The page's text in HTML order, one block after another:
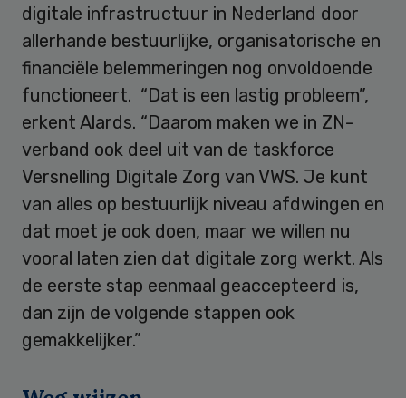
digitale infrastructuur in Nederland door
allerhande bestuurlijke, organisatorische en
financiële belemmeringen nog onvoldoende
functioneert. “Dat is een lastig probleem”,
erkent Alards. “Daarom maken we in ZN-
verband ook deel uit van de taskforce
Versnelling Digitale Zorg van VWS. Je kunt
van alles op bestuurlijk niveau afdwingen en
dat moet je ook doen, maar we willen nu
vooral laten zien dat digitale zorg werkt. Als
de eerste stap eenmaal geaccepteerd is,
dan zijn de volgende stappen ook
gemakkelijker.”